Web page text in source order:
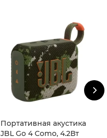
Портативная акустика
JBL Go 4 Como, 4.2Вт